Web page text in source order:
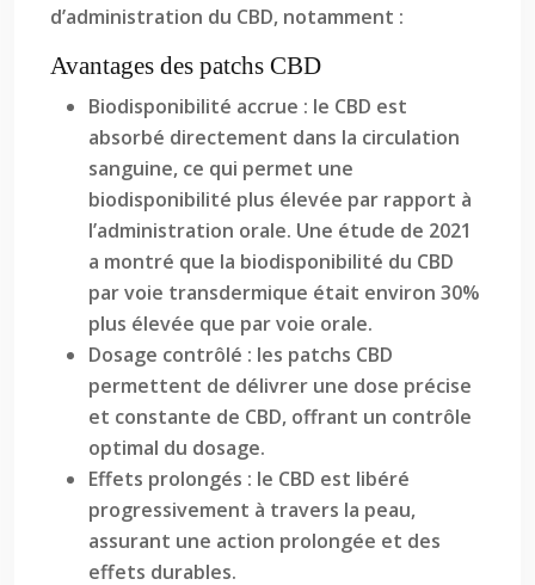
d’administration du CBD, notamment :
Avantages des patchs CBD
Biodisponibilité accrue : le CBD est
absorbé directement dans la circulation
sanguine, ce qui permet une
biodisponibilité plus élevée par rapport à
l’administration orale. Une étude de 2021
a montré que la biodisponibilité du CBD
par voie transdermique était environ 30%
plus élevée que par voie orale.
Dosage contrôlé : les patchs CBD
permettent de délivrer une dose précise
et constante de CBD, offrant un contrôle
optimal du dosage.
Effets prolongés : le CBD est libéré
progressivement à travers la peau,
assurant une action prolongée et des
effets durables.